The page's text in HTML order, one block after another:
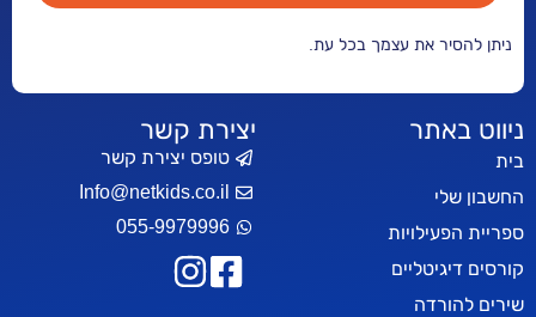
את עצמך בכל עת.
יצירת קשר
טופס יצירת קשר
Info@netkids.co.il
055-9979996